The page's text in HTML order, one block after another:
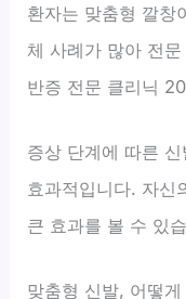
환자는 맞춤형 깔창
체 사례가 많아 전
반증 전문 클리닉
증상 단계에 따른
효과적입니다. 자신
큰 효과를 볼 수 있
맞춤형 신발, 어떻